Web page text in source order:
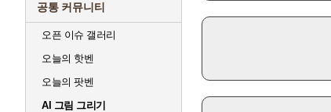
공통 커뮤니티
오픈 이슈 갤러리
오늘의 핫벤
오늘의 팟벤
AI 그림 그리기